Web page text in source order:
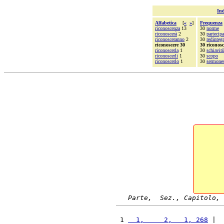
Alfabetica [« »]
riconoscenza 13
riconoscerà 2
riconosceranno 2
riconoscere 30
riconoscerla 1
riconoscerli 1
riconoscerlo 1
Frequenza
30 norme
30 partecipa
30
30
30 schiavitù
30 scopo
30
Parte,  Sez., Capitolo,
1
  1,     2,   1, 268